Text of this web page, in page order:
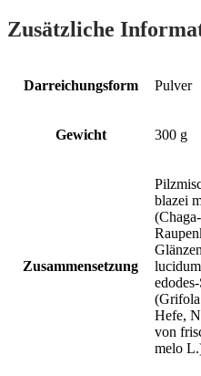
Zusätzliche
Darreichungsform Pulver
Gewicht 300 g
Zusammensetzung
blazei
(Grifola
Hefe,
von
melo